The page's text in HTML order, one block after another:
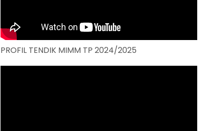
PROFIL TENDIK MIMM TP 2024/2025